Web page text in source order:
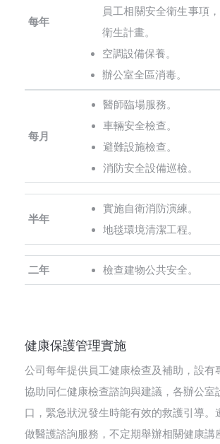
每年
員工相關安全衛生事項
衛生計畫。
空調設備保養。
辦公室全區消毒。
每月
醫師臨場服務。
車輛安全檢查。
避難設施檢查。
消防安全設備巡檢。
半年
實施自衛消防演練。
地毯環境清潔工程。
二年 檢查建物公共安全。
健康保護管理實施
公司每年提供員工健康檢查及補助，設有
協助同仁健康檢查諮詢與建議，各辦公室
口，緊急狀況發生時能有效的救護引導。
做醫護諮詢服務，不定期舉辦相關健康講